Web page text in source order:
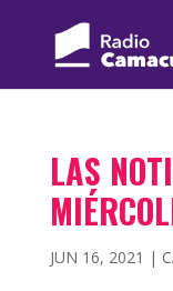
LAS
JUN 16, 2021 |